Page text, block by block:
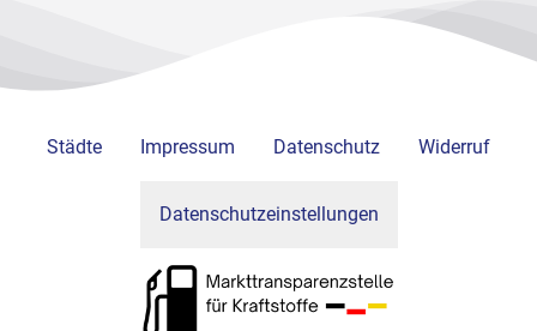
Städte Impressum Datenschutz Widerruf
Datenschutzeinstellungen